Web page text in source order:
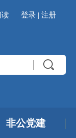
读 登录 | 注册
非公党建